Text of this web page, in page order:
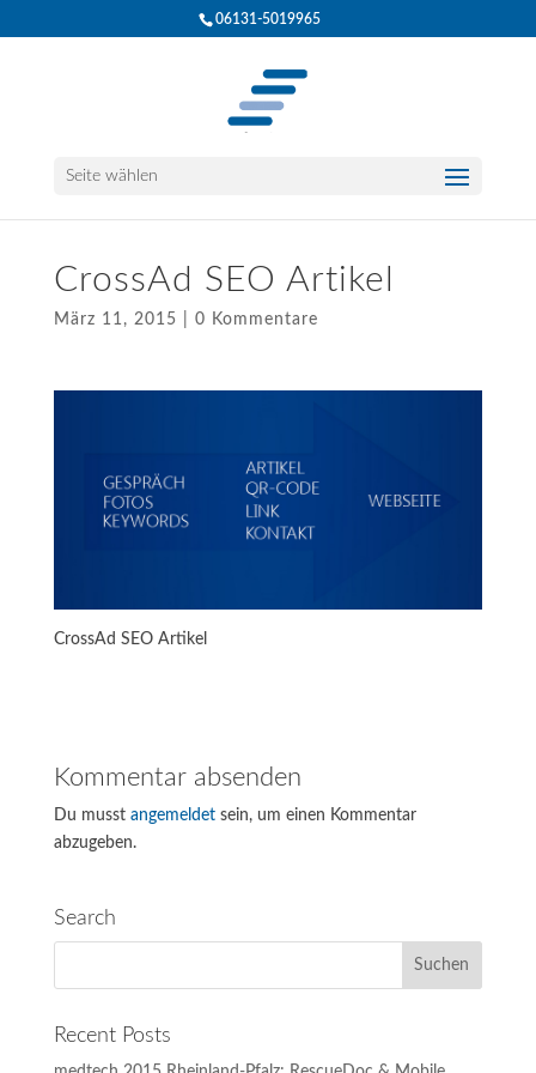
06131-5019965
Seite wählen
CrossAd SEO Artikel
März 11, 2015 0 Kommentare
CrossAd SEO Artikel
Kommentar absenden
Du musst angemeldetsein, um einen Kommentar
abzugeben.
Search
Recent Posts